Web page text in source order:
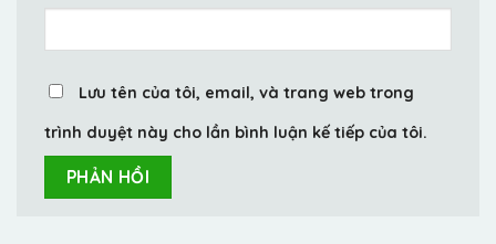
Lưu tên của tôi, email, và trang web trong
trình duyệt này cho lần bình luận kế tiếp của tôi.